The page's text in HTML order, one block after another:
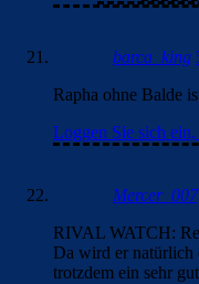
barca_king
Rapha ohne Balde
Loggen Sie sich
Mercer_007
RIVAL WATCH:
Da wird er natürlich
trotzdem ein sehr